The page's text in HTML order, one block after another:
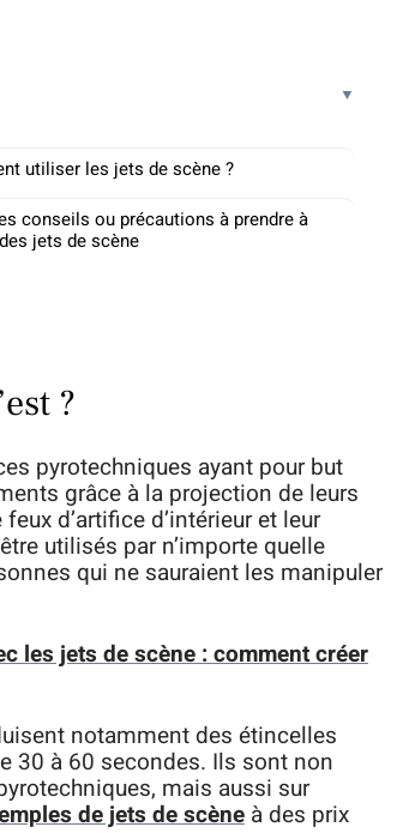
utiliser les jets de scène ?
conseils ou précautions à prendre à
jets de scène
?
pyrotechniques ayant pour but
grâce à la projection de leurs
d’artifice d’intérieur et leur
utilisés par n’importe quelle
qui ne sauraient les manipuler
les jets de scène : comment créer
notamment des étincelles
30 à 60 secondes. Ils sont non
mais aussi sur
de jets de scène à des prix